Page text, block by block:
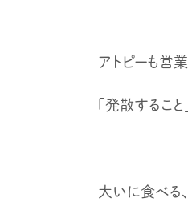
アトピーも営業
「発散するこ
大いに食べる、